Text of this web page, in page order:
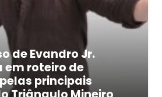
de Evandro Jr.
em roteiro de
principais